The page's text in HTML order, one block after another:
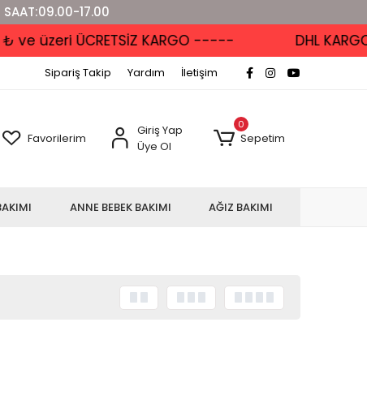
SAAT:09.00-17.00
üzeri ÜCRETSİZ KARGO ----- DHL
Sipariş Takip Yardım İletişim
Favorilerim
Giriş Yap
Üye Ol
0
Sepetim
ANNE BEBEK BAKIMI AĞIZ BAKIMI